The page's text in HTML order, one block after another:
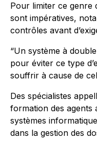
Pour limiter ce genre
sont impératives,
contrôles avant
“Un système à
pour éviter ce type
souffrir à cause de
Des spécialistes
formation des agents
systèmes
dans la gestion des